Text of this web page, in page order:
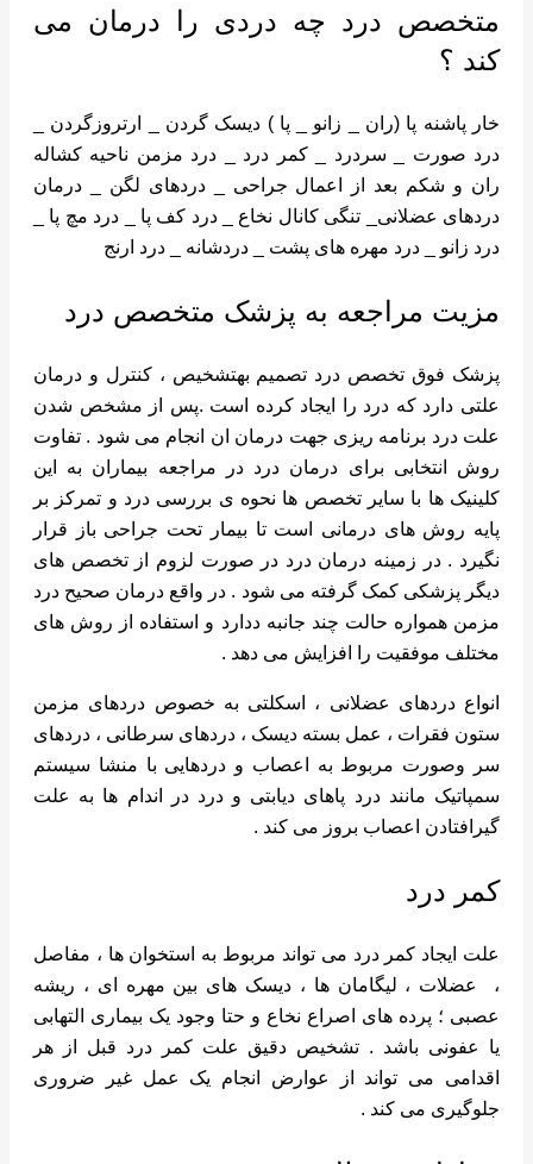
متخصص درد چه دردی را درمان می
کند ؟
خار پاشنه پا (ران _ زانو _ پا ) دیسک گردن _ ارتروزگردن _
درد صورت _ سردرد _ کمر درد _ درد مزمن ناحیه کشاله
ران و شکم بعد از اعمال جراحی _ دردهای لگن _ درمان
دردهای عضلانی_ تنگی کانال نخاع _ درد کف پا _ درد مچ پا _
درد زانو _ درد مهره های پشت _ دردشانه _ درد ارنج
مزیت مراجعه به پزشک متخصص درد
پزشک فوق تخصص درد تصمیم بهتشخیص ، کنترل و درمان
علتی دارد که درد را ایجاد کرده است .پس از مشخص شدن
علت درد برنامه ریزی جهت درمان ان انجام می شود . تفاوت
روش انتخابی برای درمان درد در مراجعه بیماران به این
کلینیک ها با سایر تخصص ها نحوه ی بررسی درد و تمرکز بر
پایه روش های درمانی است تا بیمار تحت جراحی باز قرار
نگیرد . در زمینه درمان درد در صورت لزوم از تخصص های
دیگر پزشکی کمک گرفته می شود . در واقع درمان صحیح درد
مزمن همواره حالت چند جانبه ددارد و استفاده از روش های
مختلف موفقیت را افزایش می دهد .
انواع دردهای عضلانی ، اسکلتی به خصوص دردهای مزمن
ستون فقرات ، عمل بسته دیسک ، دردهای سرطانی ، دردهای
سر وصورت مربوط به اعصاب و دردهایی با منشا سیستم
سمپاتیک مانند درد پاهای دیابتی و درد در اندام ها به علت
گیرافتادن اعصاب بروز می کند .
کمر درد
علت ایجاد کمر درد می تواند مربوط به استخوان ها ، مفاصل
، عضلات ، لیگامان ها ، دیسک های بین مهره ای ، ریشه
عصبی ؛ پرده های اصراع نخاع و حتا وجود یک بیماری التهابی
یا عفونی باشد . تشخیص دقیق علت کمر درد قبل از هر
اقدامی می تواند از عوارض انجام یک عمل غیر ضروری
جلوگیری می کند .